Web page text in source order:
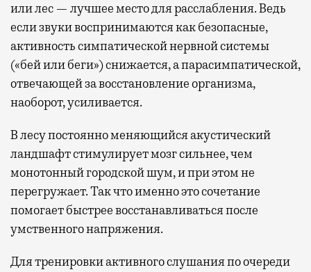
или лес — лучшее место для расслабления. Ведь
если звуки воспринимаются как безопасные,
активность симпатической нервной системы
(«бей или беги») снижается, а парасимпатической,
отвечающей за восстановление организма,
наоборот, усиливается.
В лесу постоянно меняющийся акустический
ландшафт стимулирует мозг сильнее, чем
монотонный городской шум, и при этом не
перегружает. Так что именно это сочетание
помогает быстрее восстанавливаться после
умственного напряжения.
Для тренировки активного слушания по очереди